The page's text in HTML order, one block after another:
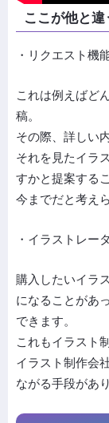
ここが他と
・リクエスト機
これは例えばど
稿。
その際、詳しい
それを見たイラ
すかと提案する
今までだと考え
・イラストレー
購入したいイラ
になることがあ
できます。
これもイラスト
イラスト制作会
ながる手段があ